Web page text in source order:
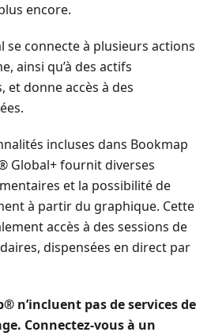
encore.
se connecte à plusieurs actions
ainsi qu’à des actifs
donne accès à des
incluses dans Bookmap
Global+ fournit diverses
et la possibilité de
à partir du graphique. Cette
accès à des sessions de
dispensées en direct par
n’incluent pas de services de
Connectez-vous à un